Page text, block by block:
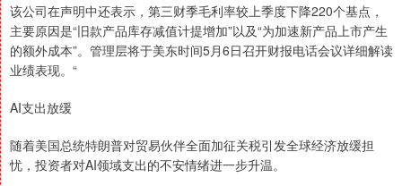
该公司在声明中还表示，第三财季毛利率较上季度下降220个基点，
主要原因是“旧款产品库存减值计提增加”以及“为加速新产品上市产生
的额外成本”。管理层将于美东时间5月6日召开财报电话会议详细解读
业绩表现。“
AI支出放缓
随着美国总统特朗普对贸易伙伴全面加征关税引发全球经济放缓担
忧，投资者对AI领域支出的不安情绪进一步升温。